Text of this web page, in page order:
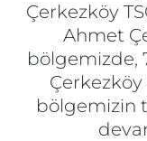
Çerkezköy
Ahmet
bölgemizde,
Çerkezköy
bölgemizin
Gizlilik
İletişim
Künye